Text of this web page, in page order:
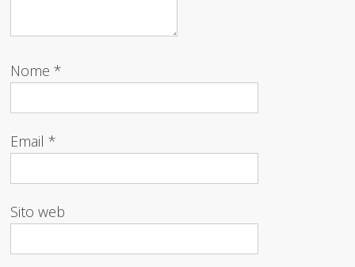
Nome*
Email*
Sito web